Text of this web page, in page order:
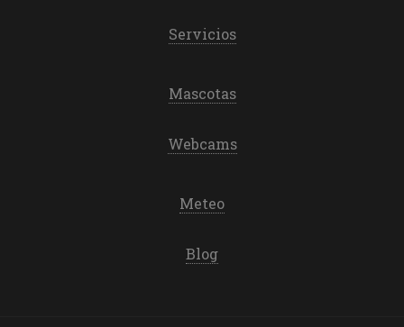
Servicios
Mascotas
Webcams
Meteo
Blog